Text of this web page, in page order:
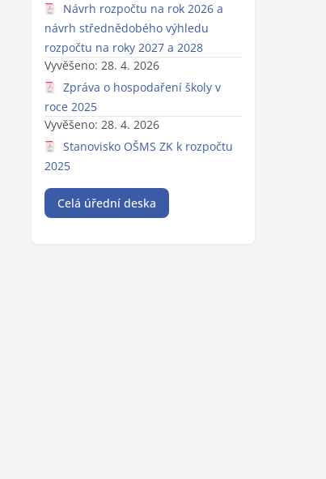
Úřední deska
Vyvěšeno: 20. 3. 2026
Schválený rozpočet na rok 2025
Vyvěšeno: 20. 3. 2026
Návrh rozpočtu na rok 2026 a
rozpočtu na roky 2027 a 2028
Vyvěšeno: 28. 4. 2026